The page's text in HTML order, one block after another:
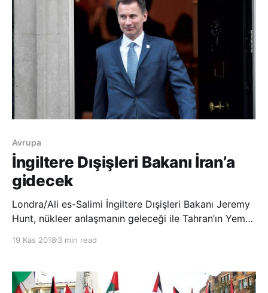
Avrupa
İngiltere Dışişleri Bakanı İran’a
gidecek
Londra/Ali es-Salimi İngiltere Dışişleri Bakanı Jeremy
Hunt, nükleer anlaşmanın geleceği ile Tahran’ın Yemen
bugün İranlı Mevkidaşı Muhammed Cevad Zarif ile
İran’daki insan hakları ve İran’da çifte v
19 Kas 2018 3 min read